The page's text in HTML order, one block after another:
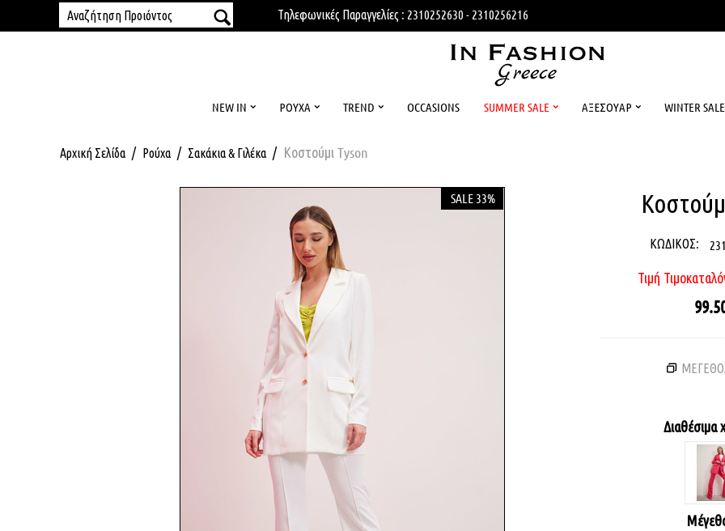
Τηλεφωνικές Παραγγελίες : 2310252630 - 2310256216
NEW IN ΡΟΎΧΑ TREND OCCASIONS SUMMER SALE ΑΞΕΣΟΥΑΡ WINTER SALE
Αρχική Σελίδα / Ρούχα / Σακάκια & Γιλέκα / Κοστούμι Tyson
SALE 33%
ΚΩΔΙΚΟΣ:
Τιμή
Διαθέσιμα